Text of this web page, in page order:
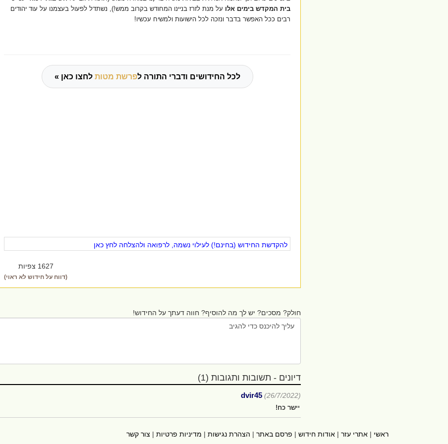
בית המקדש בימים אלו על מנת לזרז בניינו המחודש בקרוב ממש!), נשתדל לפעול בעצמנו על עוד יהודים
רבים ככל האפשר בדבר ונזכה לכל הישועות ולמשיח עכשיו!
לכל החידושים ודברי התורה לפרשת מטות לחצו כאן »
להקדשת החידוש (בחינם!) לעילוי נשמה, לרפואה ולהצלחה לחץ כאן
1627 צפיות
(דווח על חידוש לא ראוי)
חולק? מסכים? יש לך מה להוסיף? חווה דעתך על החידוש!
דיונים - תשובות ותגובות (1)
dvir45 (26/7/2022)
יישר כח!
ראשי | אתרי עזר | אודות חידוש | פרסם באתר | הצהרת נגישות | מדיניות פרטיות | צור קשר